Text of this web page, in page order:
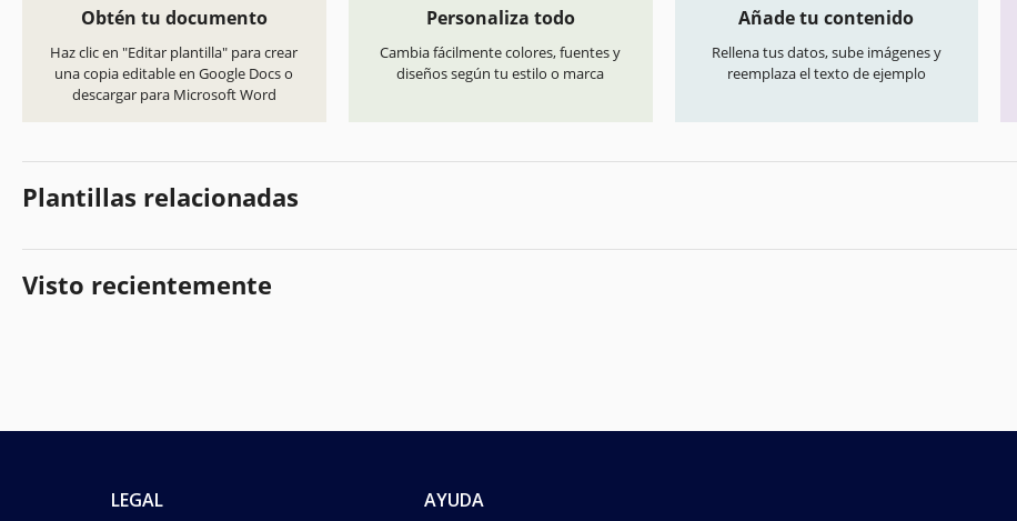
Obtén tu documento
Haz clic en "Editar plantilla" para crear
una copia editable en Google Docs o
descargar para Microsoft Word
Personaliza todo
Cambia fácilmente colores, fuentes y
diseños según tu estilo o marca
Añade tu contenido
Rellena tus datos, sube imágenes y
reemplaza el texto de ejemplo
Plantillas relacionadas
Visto recientemente
LEGAL AYUDA